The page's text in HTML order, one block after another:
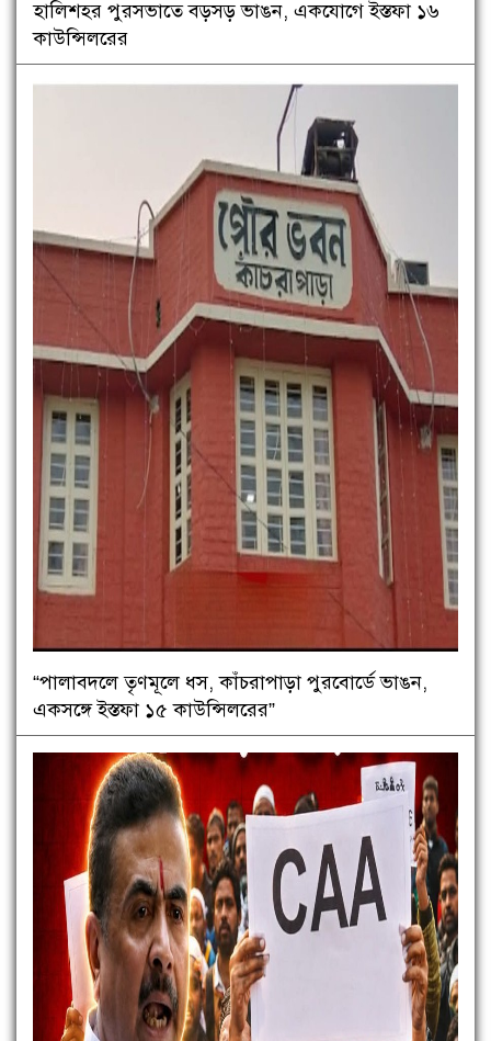
হালিশহর পুরসভাতে বড়সড় ভাঙন, একযোগে ইস্তফা ১৬
কাউন্সিলরের
“পালাবদলে তৃণমূলে ধস, কাঁচরাপাড়া পুরবোর্ডে ভাঙন,
একসঙ্গে ইস্তফা ১৫ কাউন্সিলরের”